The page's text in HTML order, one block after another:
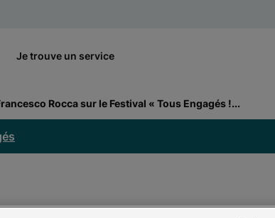
Je trouve un service
Rocca sur le Festival « Tous Engagés !...